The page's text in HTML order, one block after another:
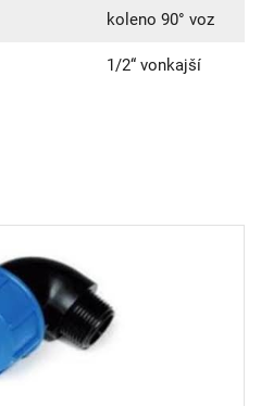
koleno 90° voz
1/2“ vonkajší